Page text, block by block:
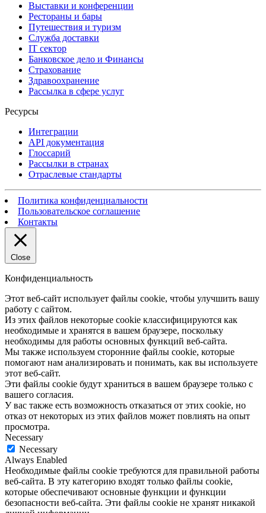
Выставки и конференции
Рестораны и бары
Путешествия и туризм
Служба доставки
IT сектор
Банковское дело и Финансы
Страхование
Здравоохранение
Рассылка в сфере услуг
Ресурсы
Интеграции
API документация
Глоссарий
Рассылки в странах
Отраслевые стандарты
Политика конфиденциальности
Пользовательское соглашение
Контакты
Close
Конфиденциальность
Этот веб-сайт использует файлы cookie, чтобы улучшить вашу
работу с сайтом.
Из этих файлов некоторые cookie классифицируются как
необходимые и хранятся в вашем браузере, поскольку
необходимы для работы основных функций веб-сайта.
Мы также используем сторонние файлы cookie, которые
помогают нам анализировать и понимать, как вы используете
этот веб-сайт.
Эти файлы cookie будут храниться в вашем браузере только с
вашего согласия.
У вас также есть возможность отказаться от этих cookie, но
отказ от некоторых из этих файлов может повлиять на опыт
просмотра.
Necessary
Necessary
Always Enabled
Необходимые файлы cookie требуются для правильной работы
веб-сайта. В эту категорию входят только файлы cookie,
которые обеспечивают основные функции и функции
безопасности веб-сайта. Эти файлы cookie не хранят никакой